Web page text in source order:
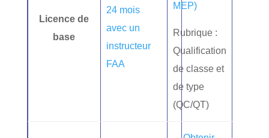
Licence de
base
24 mois
avec un
instructeur
FAA
MEP)
Rubrique :
Qualification
de classe et
de type
(QC/QT)